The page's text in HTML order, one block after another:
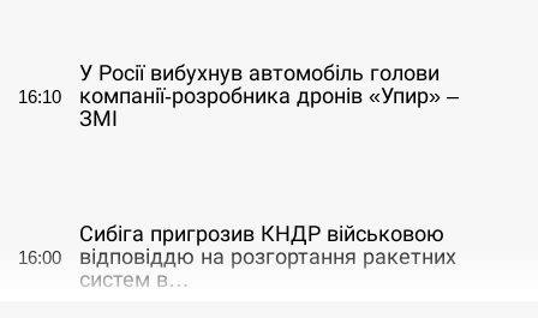
16:10
У Росії вибухнув автомобіль голови
компанії-розробника дронів «Упир» –
ЗМІ
16:00
Сибіга пригрозив КНДР військовою
відповіддю на розгортання ракетних
систем в…